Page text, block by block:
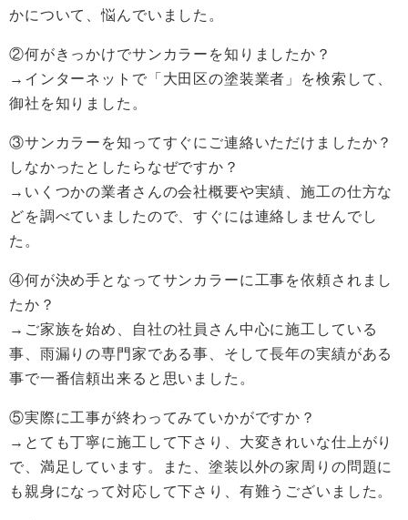
かについて、悩んでいました。
②何がきっかけでサンカラーを知りましたか？
→インターネットで「大田区の塗装業者」を検索して、
御社を知りました。
③サンカラーを知ってすぐにご連絡いただけましたか？
しなかったとしたらなぜですか？
→いくつかの業者さんの会社概要や実績、施工の仕方な
どを調べていましたので、すぐには連絡しませんでし
た。
④何が決め手となってサンカラーに工事を依頼されまし
たか？
→ご家族を始め、自社の社員さん中心に施工している
事、雨漏りの専門家である事、そして長年の実績がある
事で一番信頼出来ると思いました。
⑤実際に工事が終わってみていかがですか？
→とても丁寧に施工して下さり、大変きれいな仕上がり
で、満足しています。また、塗装以外の家周りの問題に
も親身になって対応して下さり、有難うございました。